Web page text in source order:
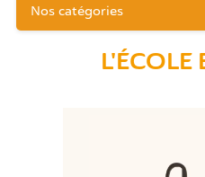
Nos catégories
L'ÉCOLE